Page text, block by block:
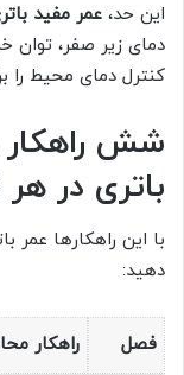
این حد، عمر مفید
کنترل دمای محیط
شش راهکار
باتری در
با این راهکارها عمر
دهید:
فصل راهکار